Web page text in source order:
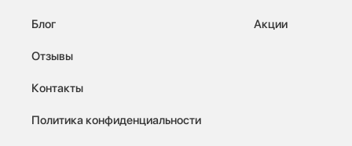
Блог
Отзывы
Контакты
Политика конфиденциальности
Акции